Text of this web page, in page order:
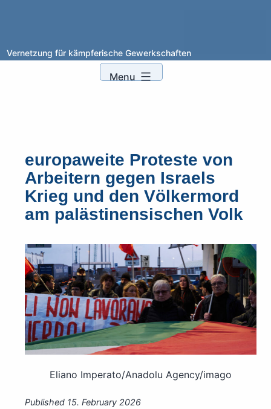
Skip
to
Vernetzung für kämpferische Gewerkschaften
Menu
europaweite Proteste von
Arbeitern gegen Israels
Krieg und den Völkermord
am palästinensischen Volk
Eliano Imperato/Anadolu Agency/imago
Published 15. February 2026